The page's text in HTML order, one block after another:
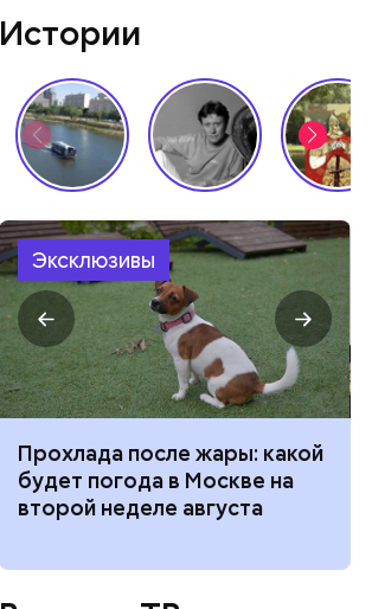
Истории
Эксклюзивы
Прохлада после жары: какой
будет погода в Москве на
второй неделе августа